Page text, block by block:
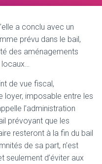
a conclu avec un
prévu dans le bail,
des aménagements
locaux…
de vue fiscal,
loyer, imposable entre les
l’administration
prévoyant que les
resteront à la fin du bail
de sa part, n’est
seulement d’éviter aux